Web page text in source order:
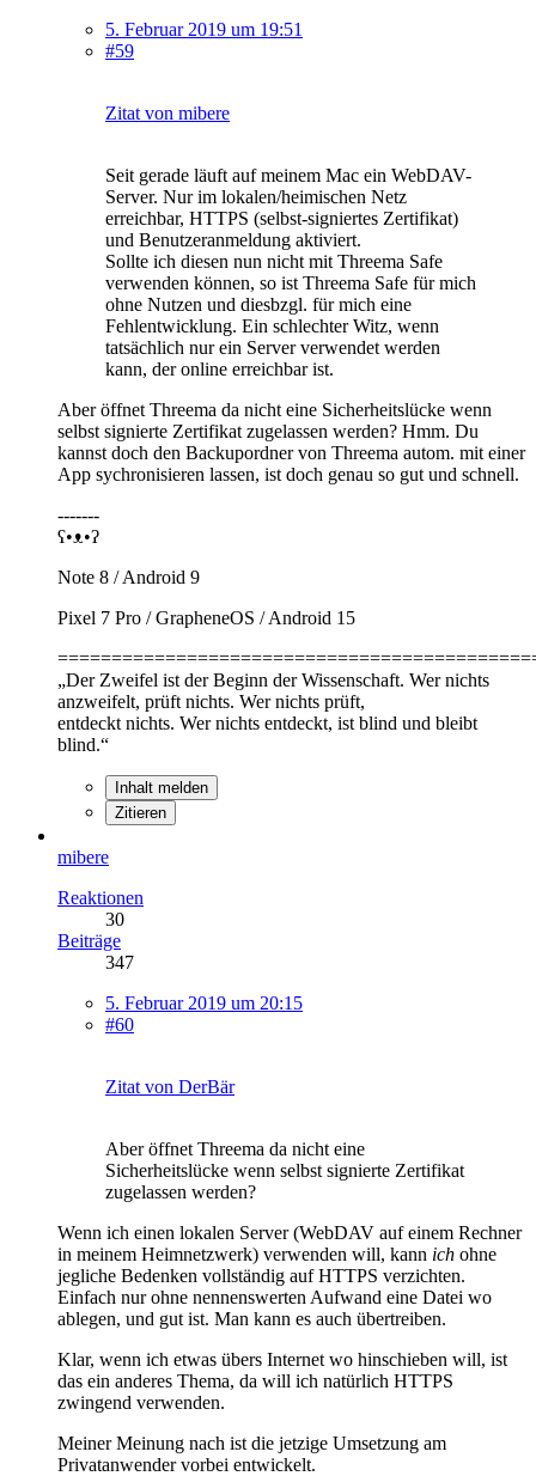
5. Februar 2019 um 19:51
#59
Zitat von mibere
Seit gerade läuft auf meinem Mac ein WebDAV-
Server. Nur im lokalen/heimischen Netz
erreichbar, HTTPS (selbst-signiertes Zertifikat)
und Benutzeranmeldung aktiviert.
Sollte ich diesen nun nicht mit Threema Safe
verwenden können, so ist Threema Safe für mich
ohne Nutzen und diesbzgl. für mich eine
Fehlentwicklung. Ein schlechter Witz, wenn
tatsächlich nur ein Server verwendet werden
kann, der online erreichbar ist.
Aber öffnet Threema da nicht eine Sicherheitslücke wenn
selbst signierte Zertifikat zugelassen werden? Hmm. Du
kannst doch den Backupordner von Threema autom. mit einer
App sychronisieren lassen, ist doch genau so gut und schnell.
-------
ʕ•ᴥ•ʔ
Note 8 / Android 9
Pixel 7 Pro / GrapheneOS / Android 15
„Der Zweifel ist der Beginn der Wissenschaft. Wer nichts
anzweifelt, prüft nichts. Wer nichts prüft,
entdeckt nichts. Wer nichts entdeckt, ist blind und bleibt
blind.“
Inhalt melden
Zitieren
mibere
Reaktionen
30
Beiträge
347
5. Februar 2019 um 20:15
#60
Zitat von DerBär
Aber öffnet Threema da nicht eine
Sicherheitslücke wenn selbst signierte Zertifikat
zugelassen werden?
Wenn ich einen lokalen Server (WebDAV auf einem Rechner
in meinem Heimnetzwerk) verwenden will, kann ich ohne
jegliche Bedenken vollständig auf HTTPS verzichten.
Einfach nur ohne nennenswerten Aufwand eine Datei wo
ablegen, und gut ist. Man kann es auch übertreiben.
Klar, wenn ich etwas übers Internet wo hinschieben will, ist
das ein anderes Thema, da will ich natürlich HTTPS
zwingend verwenden.
Meiner Meinung nach ist die jetzige Umsetzung am
Privatanwender vorbei entwickelt.